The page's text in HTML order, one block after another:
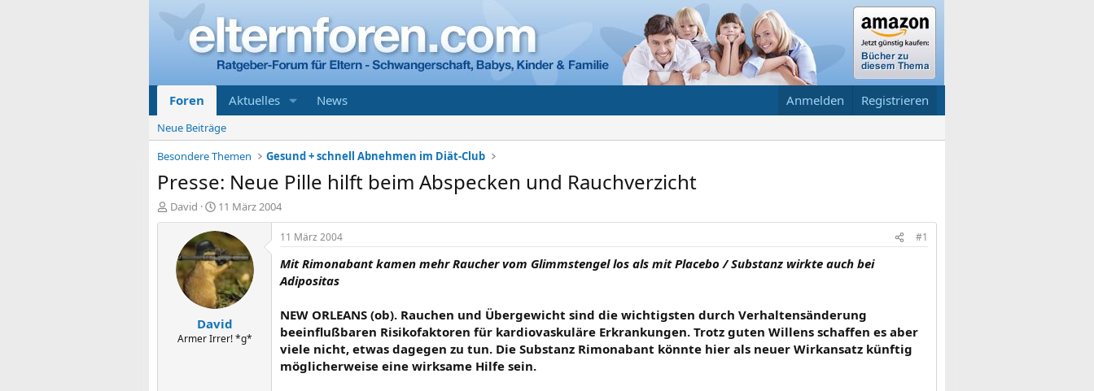
Foren Aktuelles News Anmelden Registrieren
Neue Beiträge
Besondere Themen
Gesund + schnell Abnehmen im Diät-Club
Presse: Neue Pille hilft beim Abspecken und Rauchverzicht
E
r
David
E
r
s
t
e
l
l
t
a
m
11 März 2004
David
Armer Irrer! *g*
11 März 2004 #1
Mit Rimonabant kamen mehr Raucher vom Glimmstengel los als mit Placebo / Substanz wirkte auch bei
Adipositas
NEW ORLEANS (ob). Rauchen und Übergewicht sind die wichtigsten durch Verhaltensänderung
beeinflußbaren Risikofaktoren für kardiovaskuläre Erkrankungen. Trotz guten Willens schaffen es aber
viele nicht, etwas dagegen zu tun. Die Substanz Rimonabant könnte hier als neuer Wirkansatz künftig
möglicherweise eine wirksame Hilfe sein.